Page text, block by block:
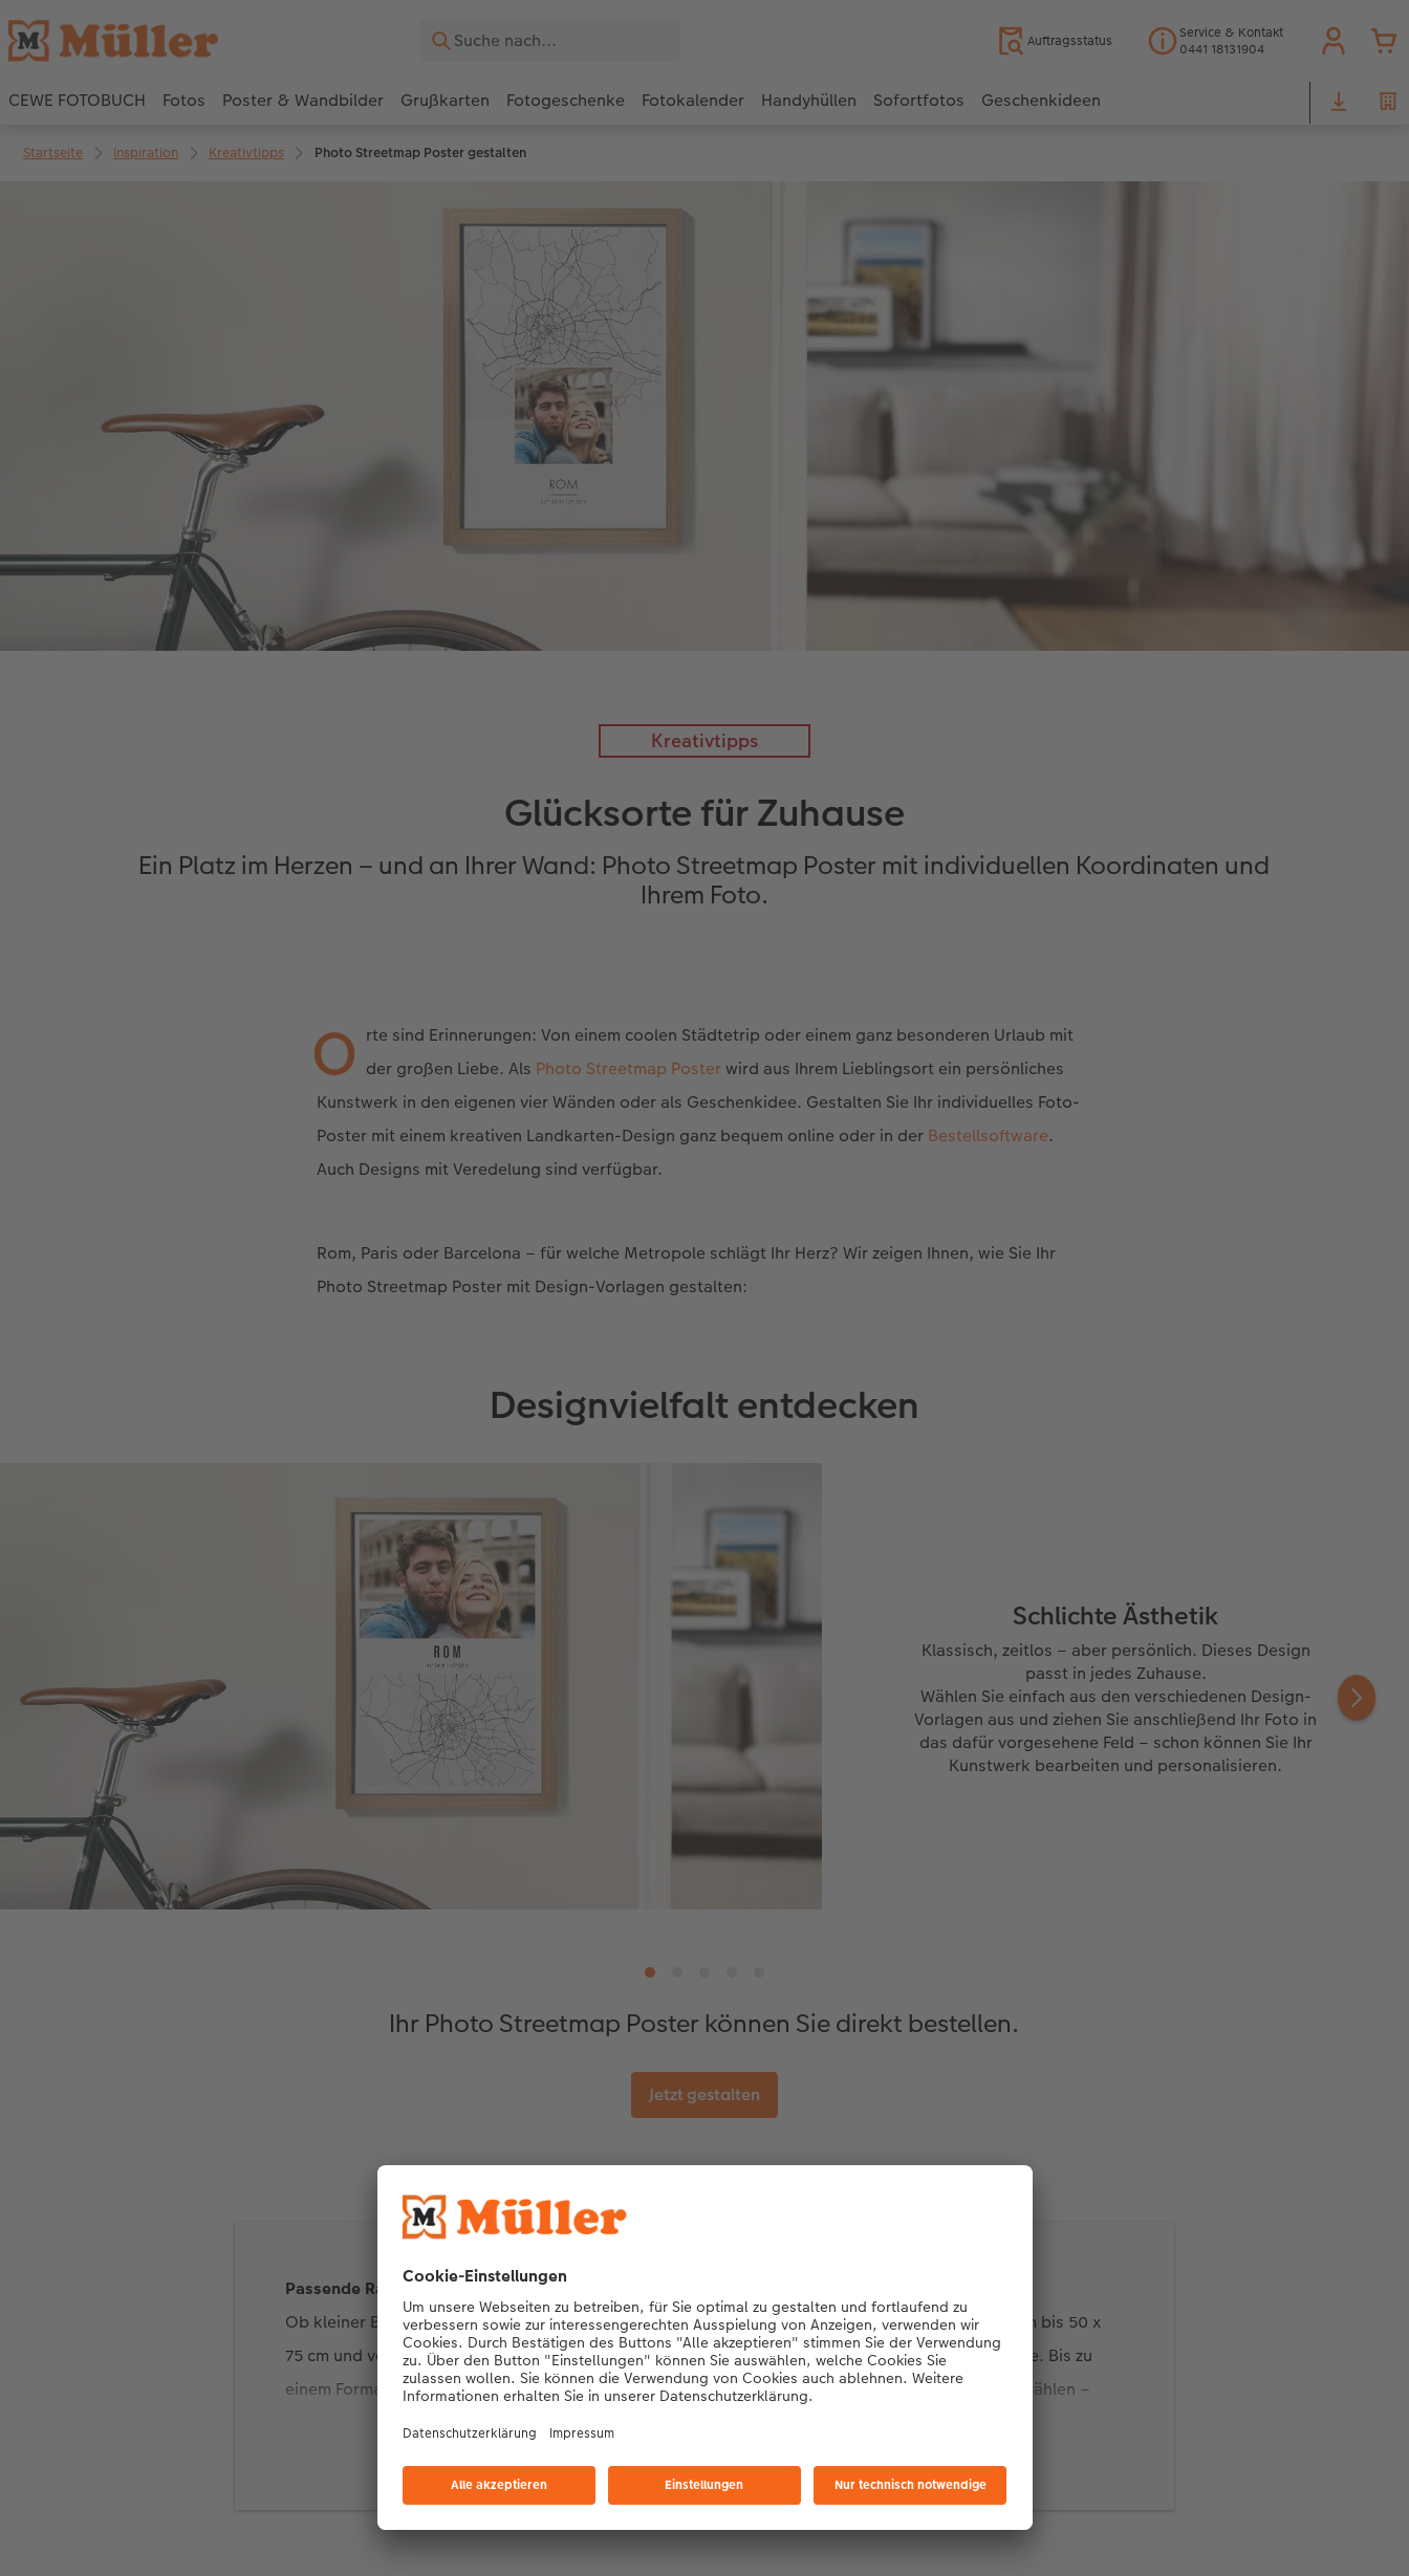
Auftragsstatus
Service & Kontakt
0441 18131904
CEWE FOTOBUCH Fotos Poster & Wandbilder Grußkarten Fotogeschenke Fotokalender Handyhüllen Sofortfotos Geschenkideen
Startseite Inspiration Kreativtipps Photo Streetmap Poster gestalten
Kreativtipps
Glücksorte für Zuhause
Ein Platz im Herzen – und an Ihrer Wand: Photo Streetmap Poster mit individuellen Koordinaten und
Ihrem Foto.
O rte sind Erinnerungen: Von einem coolen Städtetrip oder einem ganz besonderen Urlaub mit
der großen Liebe. Als Photo Streetmap Posterwird aus Ihrem Lieblingsort ein persönliches
Kunstwerk in den eigenen vier Wänden oder als Geschenkidee. Gestalten Sie Ihr individuelles Foto-
Poster mit einem kreativen Landkarten-Design ganz bequem online oder in der Bestellsoftware.
Auch Designs mit Veredelung sind verfügbar.
Rom, Paris oder Barcelona – für welche Metropole schlägt Ihr Herz? Wir zeigen Ihnen, wie Sie Ihr
Photo Streetmap Poster mit Design-Vorlagen gestalten:
Designvielfalt entdecken
Schlichte Ästhetik
Klassisch, zeitlos – aber persönlich. Dieses Design
passt in jedes Zuhause.
Wählen Sie einfach aus den verschiedenen Design-
Vorlagen aus und ziehen Sie anschließend Ihr Foto in
das dafür vorgesehene Feld – schon können Sie Ihr
Kunstwerk bearbeiten und personalisieren.
Ihr Photo Streetmap Poster können Sie direkt bestellen.
Jetzt gestalten
Mehr anzeigen
Passende Rahmen und Posterleisten
Ob kleiner Blickfang oder großer Auftritt: Wählen Sie aus verschiedenen Formaten von 20 x 30 cm bis 50 x
75 cm und vervollständigen Sie Ihr Wandbild mit einem passenden Rahmen oder einer Posterleiste. Bis zu
einem Format von 40 x 60 cm können Sie den Holzrahmen auch in der Farbe „Oakline Eiche“ auswählen –